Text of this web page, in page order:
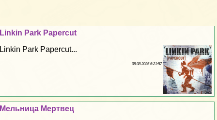
Linkin Park Papercut
Linkin Park Papercut...
08 08 2026 6:21:57
Мельница Мертвец